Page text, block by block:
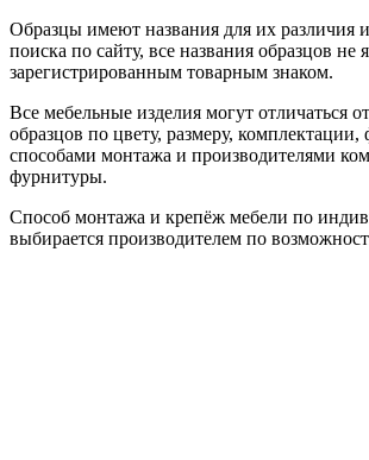
Образцы имеют названия для их различия
поиска по сайту, все названия образцов не
зарегистрированным товарным знаком.
Все мебельные изделия могут отличаться
образцов по цвету, размеру,
способами монтажа и производителями
фурнитуры.
Способ монтажа и крепёж мебели по
выбирается производителем по